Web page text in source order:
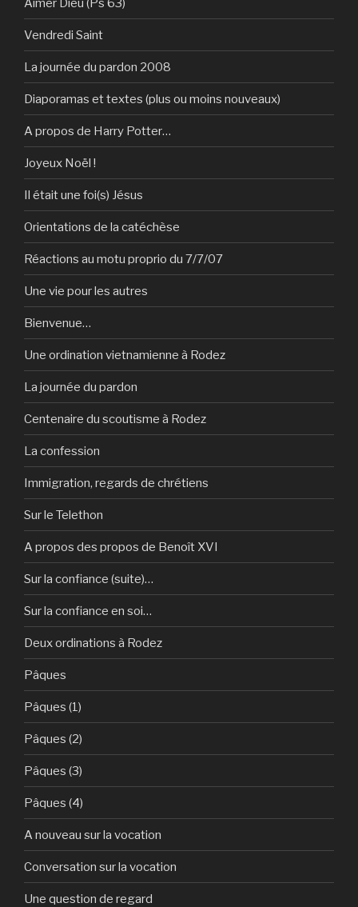
Vendredi Saint
La journée du pardon 2008
Diaporamas et textes (plus ou moins nouveaux)
A propos de Harry Potter…
Joyeux Noël !
Il était une foi(s) Jésus
Orientations de la catéchèse
Réactions au motu proprio du 7/7/07
Une vie pour les autres
Bienvenue…
Une ordination vietnamienne à Rodez
La journée du pardon
Centenaire du scoutisme à Rodez
La confession
Immigration, regards de chrétiens
Sur le Telethon
A propos des propos de Benoît XVI
Sur la confiance (suite)…
Sur la confiance en soi…
Deux ordinations à Rodez
Pâques
Pâques (1)
Pâques (2)
Pâques (3)
Pâques (4)
A nouveau sur la vocation
Conversation sur la vocation
Une question de regard